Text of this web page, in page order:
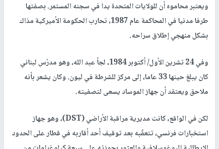
ويعتبر محاموه أن للولايات المتحدة يدا في سجنه المستمر. بصفتها
طرفا مدنيا في المحاكمة عام 1987، تحارب الحكومة الأميركية مذاك
بشكل منهجي إطلاق سراحه.
وفي 24 تشرين الأول/ أكتوبر 1984، لجأ عبد الله، وهو مدرّس لبناني
كان يبلغ حينها 33 عاما، إلى مركز للشرطة في ليون. وكان يشعر بأنه
ملاحق ويعتقد أن جهاز الموساد يسعى لتصفيته.
لكن في الواقع، كانت مديرية مراقبة الأراضي (DST)، وهو جهاز
استخبارات فرنسي، تتعقّبه بعد توقيف أحد أقاربه في قطار على الحدود